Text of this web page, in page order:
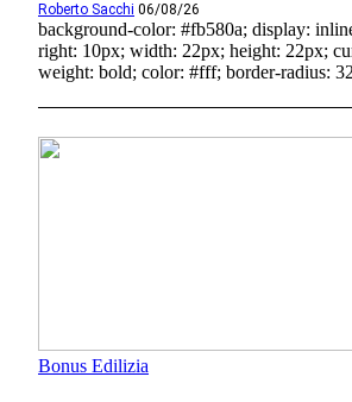
Roberto Sacchi 06/08/26
background-color: #fb580a; display:
right: 10px; width: 22px; height: 22px;
weight: bold; color: #fff; border-radius:
Bonus Edilizia